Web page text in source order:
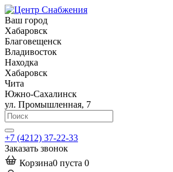
Ваш город
Хабаровск
Благовещенск
Владивосток
Находка
Хабаровск
Чита
Южно-Сахалинск
ул. Промышленная, 7
+7 (4212) 37-22-33
Заказать звонок
Корзина0 пуста 0